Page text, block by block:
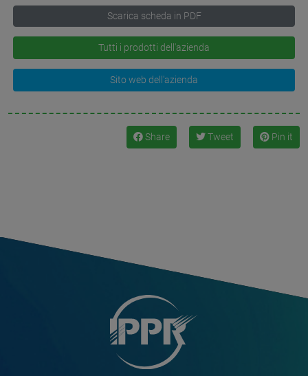
Scarica scheda in PDF
Tutti i prodotti dell'azienda
Sito web dell'azienda
Share Tweet Pin it